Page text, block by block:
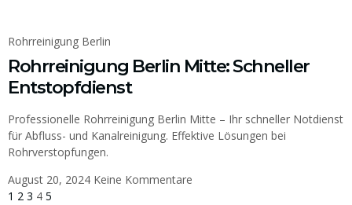
Rohrreinigung Berlin
Rohrreinigung Berlin Mitte: Schneller
Entstopfdienst
Professionelle Rohrreinigung Berlin Mitte – Ihr schneller Notdienst
für Abfluss- und Kanalreinigung. Effektive Lösungen bei
Rohrverstopfungen.
August 20, 2024 Keine Kommentare
1 2 3 4 5